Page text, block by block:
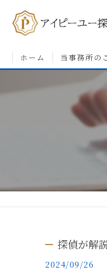
ホーム 当事務所の
探偵が解
2024/09/26